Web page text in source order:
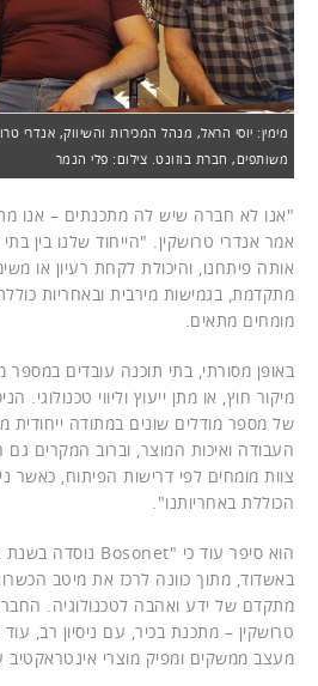
מימין: יוסי הראל, מנהל המכירות והשיווק, אנדרי
משותפים, חברת בוזונט. צילום: פלי הנמר
"אנו לא חברה שיש לה מתכנתים – אנו
אמר אנדרי טרושקין. "הייחוד שלנו בין
אותה פיתחנו, והיכולת לקחת רעיון או
מתקדמת, בגמישות מירבית ובאחריות
מומחים מתאים.
באופן מסורתי, בתי תוכנה עובדים במספר
מיקור חוץ, או מתן ייעוץ וליווי טכנולוגי.
של מספר מודלים שונים במתודה
העבודה ואיכות המוצר, וברוב המקרים גם
צוות מומחים לפי דרישות הפיתוח, כאשר
הכוללת באחריותנו".
באשדוד, מתוך כוונה לרכז את מיטב
מתקדם של ידע ואהבה לטכנולוגיה.
טרושקין – מתכנת בכיר, עם ניסיון רב, עוד
מעצב ממשקים ומפיק מוצרי אינטראקטיב